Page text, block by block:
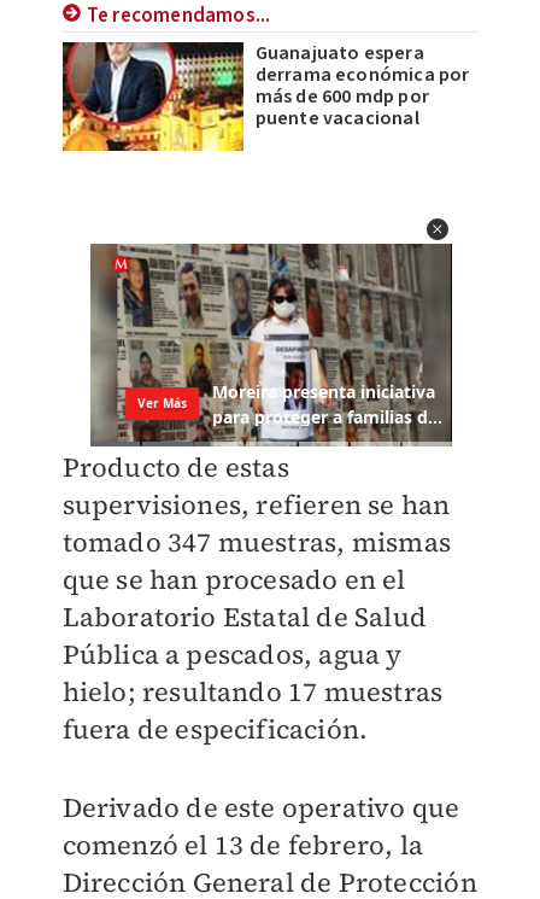
Te recomendamos...
Guanajuato espera
derrama económica por
más de 600 mdp por
puente vacacional
Producto de estas
supervisiones, refieren se han
tomado 347 muestras, mismas
que se han procesado en el
Laboratorio Estatal de Salud
Pública a pescados, agua y
hielo; resultando 17 muestras
fuera de especificación.
Derivado de este operativo que
comenzó el 13 de febrero, la
Dirección General de Protección